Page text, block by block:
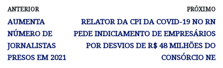
ANTERIOR
AUMENTA
NÚMERO DE
JORNALISTAS
PRESOS EM 2021
PRÓXIMO
RELATOR DA CPI DA COVID-19 NO RN
PEDE INDICIAMENTO DE EMPRESÁRIOS
POR DESVIOS DE R$ 48 MILHÕES DO
CONSÓRCIO NE